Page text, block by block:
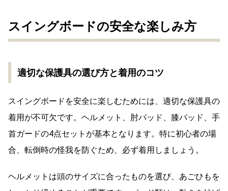
エーションも豊富で、自分好みのデザインを選べるのも魅
入できるのもポイントです。
スイングボードの安全な楽しみ方
適切な保護具の選び方と着用のコツ